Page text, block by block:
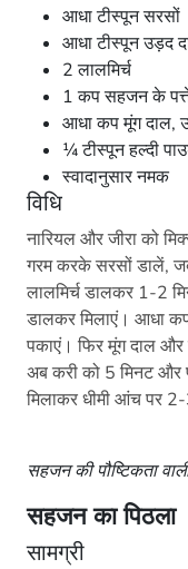
आधा टीस्पून सरसों
आधा टीस्पून उड़द
2 लालमिर्च
1 कप सहजन के
आधा कप मूंग दाल,
¼ टीस्पून हल्दी
स्वादानुसार नमक
विधि
नारियल और जीरा को
गरम करके सरसों डालें,
लालमिर्च डालकर 1-2
डालकर मिलाएं। आधा
पकाएं। फिर मूंग दाल और
अब करी को 5 मिनट और
मिलाकर धीमी आंच पर
सहजन की पौष्टिकता
सहजन का पिठला
सामग्री